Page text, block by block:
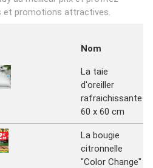
et promotions attractives.
Nom
La taie
d'oreiller
rafraichissante
60 x 60 cm
La bougie
citronnelle
"Color Change"